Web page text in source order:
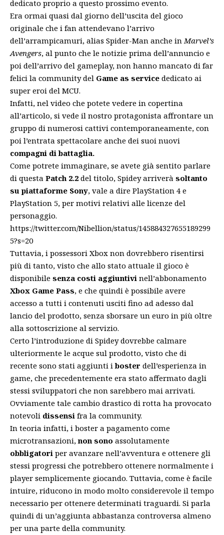
dedicato proprio a questo prossimo evento.
Era ormai quasi dal giorno dell’uscita del gioco
originale che i fan attendevano l’arrivo
dell’arrampicamuri, alias Spider-Man anche inMarvel’s
Avengers, al punto che le notizie prima dell’annuncio e
poi dell’arrivo del gameplay, non hanno mancato di far
felici la community del Game as service dedicato ai
super eroi del MCU.
Infatti, nel video che potete vedere in copertina
all’articolo, si vede il nostro protagonista affrontare un
gruppo di numerosi cattivi contemporaneamente, con
poi l’entrata spettacolare anche dei suoi nuovi
compagni di battaglia.
Come potrete immaginare, se avete già sentito parlare
di questa Patch 2.2 del titolo, Spidey arriverà soltanto
su piattaforme Sony, vale a dire PlayStation 4 e
PlayStation 5, per motivi relativi alle licenze del
personaggio.
https://twitter.com/Nibellion/status/145884327655189299
5?s=20
Tuttavia, i possessori Xbox non dovrebbero risentirsi
più di tanto, visto che allo stato attuale il gioco è
disponibile senza costi aggiuntivi nell’abbonamento
Xbox Game Pass, e che quindi è possibile avere
accesso a tutti i contenuti usciti fino ad adesso dal
lancio del prodotto, senza sborsare un euro in più oltre
alla sottoscrizione al servizio.
Certo l’introduzione di Spidey dovrebbe calmare
ulteriormente le acque sul prodotto, visto che di
recente sono stati aggiunti iboster dell’esperienza in
game, che precedentemente era stato affermato dagli
stessi sviluppatori che non sarebbero mai arrivati.
Ovviamente tale cambio drastico di rotta ha provocato
notevoli dissensi fra la community.
In teoria infatti, i boster a pagamento come
microtransazioni,non sono assolutamente
obbligatori per avanzare nell’avventura e ottenere gli
stessi progressi che potrebbero ottenere normalmente i
player semplicemente giocando. Tuttavia, come è facile
intuire, riducono in modo molto considerevole il tempo
necessario per ottenere determinati traguardi. Si parla
quindi di un’aggiunta abbastanza controversa almeno
per una parte della community.